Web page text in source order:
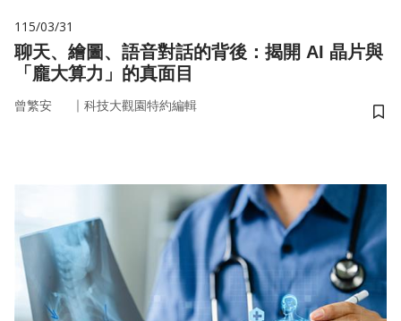
115/03/31
聊天、繪圖、語音對話的背後：揭開 AI 晶片與
「龐大算力」的真面目
曾繁安 ｜ 科技大觀園特約編輯
儲